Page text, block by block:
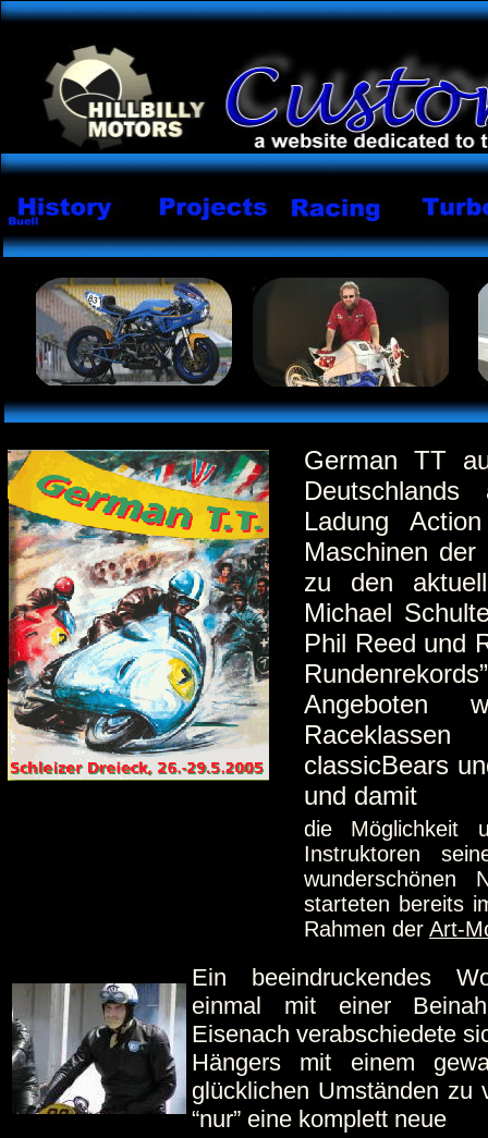
German TT
Ladung
Maschinen
zu den
Michael
Phil Reed und
Angeboten
classicBears
und damit
die Möglichkeit
Instruktoren
wunderschönen
starteten bereits
Rahmen der Art-
Ein beeindruckendes
einmal mit einer
Eisenach verabschiedete
Hängers mit einem
glücklichen Umständen zu
“nur” eine komplett neue